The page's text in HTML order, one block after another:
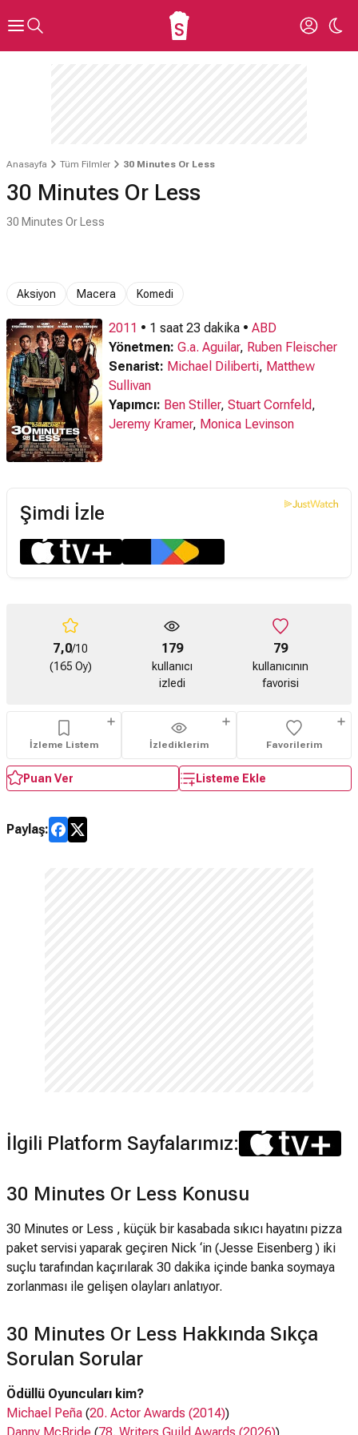
Anasayfa Tüm Filmler 30 Minutes Or Less
30 Minutes Or Less
30 Minutes Or Less
Aksiyon Macera Komedi
2011 • 1 saat 23 dakika • ABD
Yönetmen: G.a. Aguilar, Ruben Fleischer
Senarist: Michael Diliberti, Matthew
Sullivan
Yapımcı: Ben Stiller, Stuart Cornfeld,
Jeremy Kramer, Monica Levinson
Şimdi İzle
7,0/10
(165 Oy)
179
kullanıcı
izledi
79
kullanıcının
favorisi
İzleme Listem İzlediklerim Favorilerim
Puan Ver Listeme Ekle
Paylaş:
İlgili Platform Sayfalarımız:
30 Minutes Or Less Konusu
30 Minutes or Less , küçük bir kasabada sıkıcı hayatını pizza
paket servisi yaparak geçiren Nick ‘in (Jesse Eisenberg ) iki
suçlu tarafından kaçırılarak 30 dakika içinde banka soymaya
zorlanması ile gelişen olayları anlatıyor.
30 Minutes Or Less Hakkında Sıkça
Sorulan Sorular
Ödüllü Oyuncuları kim?
Michael Peña (20. Actor Awards (2014))